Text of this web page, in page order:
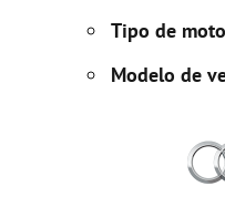
Tipo de
Modelo de